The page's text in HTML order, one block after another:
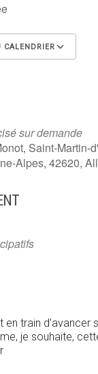
sur demande
Saint-Martin-
Alpes, 42620,
train d’avancer
je souhaite,